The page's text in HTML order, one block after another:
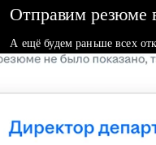
Отправим резюме
А ещё будем раньше всех